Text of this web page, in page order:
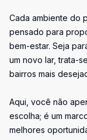
Cada ambiente do
pensado para
bem-estar. Seja
um novo lar, trata-
bairros mais
Aqui, você não
escolha; é um
melhores